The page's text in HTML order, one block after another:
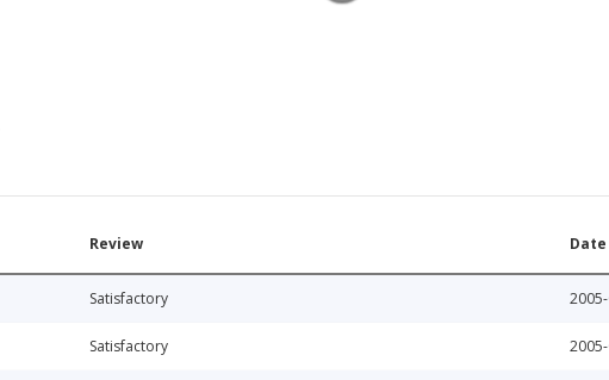
Review Date
Satisfactory
Satisfactory